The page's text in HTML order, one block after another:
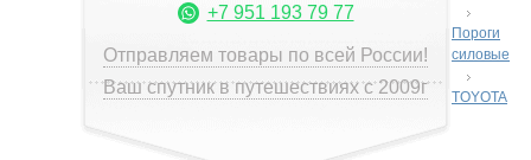
+7 951 193 79 77
Отправляем товары по всей России!
Ваш спутник в путешествиях с 2009г
Пороги
силовые
TOYOTA